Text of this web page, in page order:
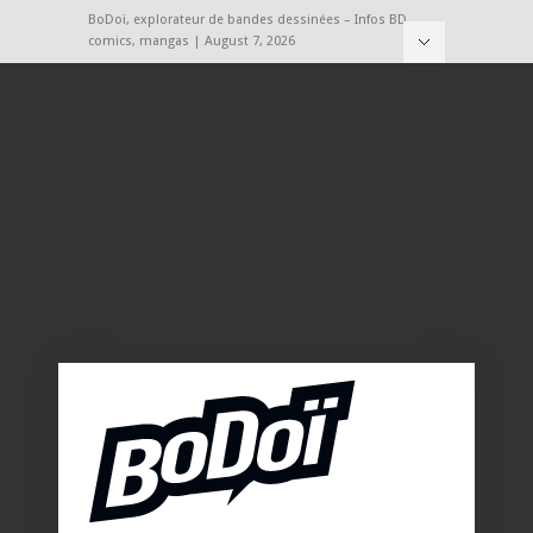
BoDoï, explorateur de bandes dessinées – Infos BD,
comics, mangas | August 7, 2026